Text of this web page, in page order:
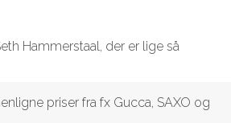
Hammerstaal, der er lige så
priser fra fx Gucca, SAXO og